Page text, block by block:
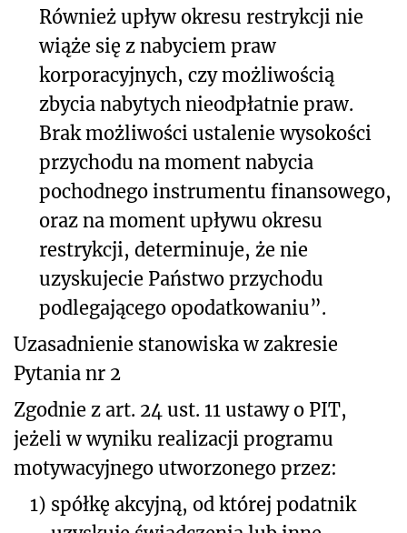
Również upływ okresu restrykcji nie
wiąże się z nabyciem praw
korporacyjnych, czy możliwością
zbycia nabytych nieodpłatnie praw.
Brak możliwości ustalenie wysokości
przychodu na moment nabycia
pochodnego instrumentu finansowego,
oraz na moment upływu okresu
restrykcji, determinuje, że nie
uzyskujecie Państwo przychodu
podlegającego opodatkowaniu”.
Uzasadnienie stanowiska w zakresie
Pytania nr 2
Zgodnie z art. 24 ust. 11 ustawy o PIT,
jeżeli w wyniku realizacji programu
motywacyjnego utworzonego przez:
1) spółkę akcyjną, od której podatnik